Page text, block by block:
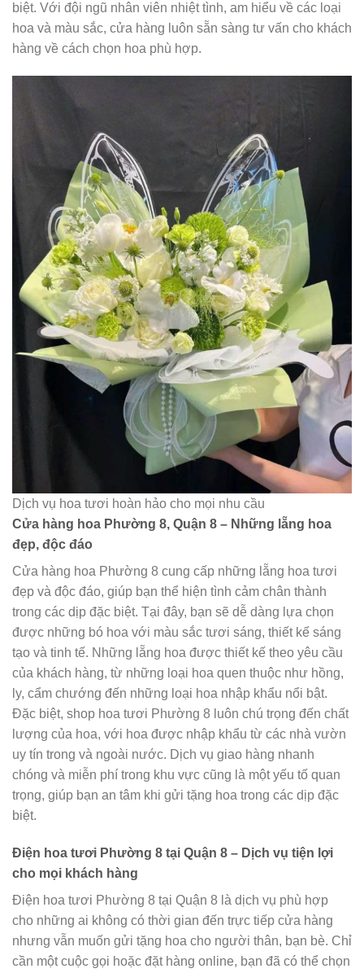
biệt. Với đội ngũ nhân viên nhiệt tình, am hiểu về các loại
hoa và màu sắc, cửa hàng luôn sẵn sàng tư vấn cho khách
hàng về cách chọn hoa phù hợp.
Dịch vụ hoa tươi hoàn hảo cho mọi nhu cầu
Cửa hàng hoa Phường 8, Quận 8 – Những lẵng hoa
đẹp, độc đáo
Cửa hàng hoa Phường 8 cung cấp những lẵng hoa tươi
đẹp và độc đáo, giúp bạn thể hiện tình cảm chân thành
trong các dịp đặc biệt. Tại đây, bạn sẽ dễ dàng lựa chọn
được những bó hoa với màu sắc tươi sáng, thiết kế sáng
tạo và tinh tế. Những lẵng hoa được thiết kế theo yêu cầu
của khách hàng, từ những loại hoa quen thuộc như hồng,
ly, cẩm chướng đến những loại hoa nhập khẩu nổi bật.
Đặc biệt, shop hoa tươi Phường 8 luôn chú trọng đến chất
lượng của hoa, với hoa được nhập khẩu từ các nhà vườn
uy tín trong và ngoài nước. Dịch vụ giao hàng nhanh
chóng và miễn phí trong khu vực cũng là một yếu tố quan
trọng, giúp bạn an tâm khi gửi tặng hoa trong các dịp đặc
biệt.
Điện hoa tươi Phường 8 tại Quận 8 – Dịch vụ tiện lợi
cho mọi khách hàng
Điện hoa tươi Phường 8 tại Quận 8 là dịch vụ phù hợp
cho những ai không có thời gian đến trực tiếp cửa hàng
nhưng vẫn muốn gửi tặng hoa cho người thân, bạn bè. Chỉ
cần một cuộc gọi hoặc đặt hàng online, bạn đã có thể chọn